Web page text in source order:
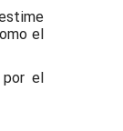
el
por el